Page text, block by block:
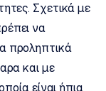
Σχετικά με
να
προληπτικά
και με
είναι ήπια